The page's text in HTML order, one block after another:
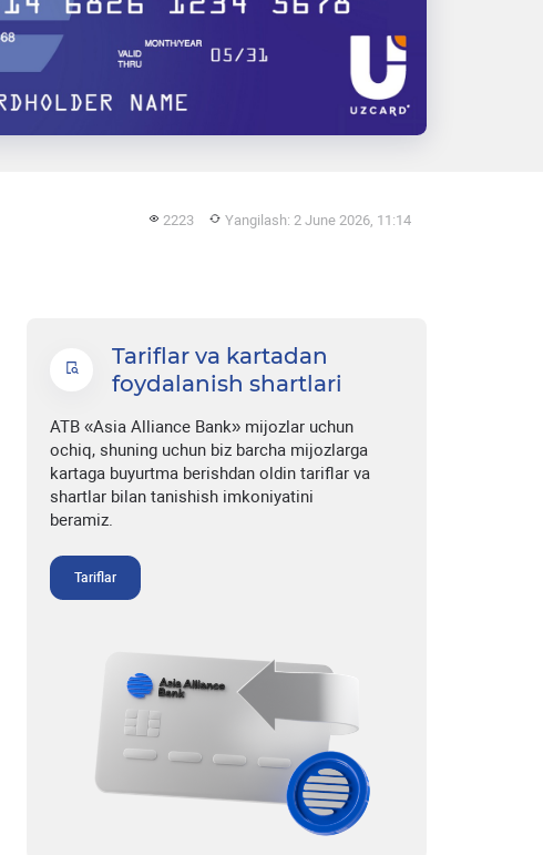
2223 Yangilash: 2 June 2026, 11:14
Tariflar va kartadan
foydalanish shartlari
ATB «Asia Alliance Bank» mijozlar uchun
ochiq, shuning uchun biz barcha mijozlarga
kartaga buyurtma berishdan oldin tariflar va
shartlar bilan tanishish imkoniyatini
beramiz.
Tariflar